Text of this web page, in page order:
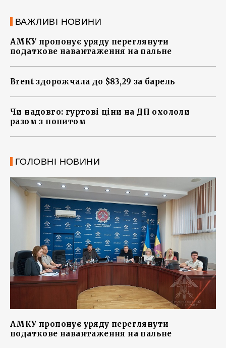
ВАЖЛИВІ НОВИНИ
АМКУ пропонує уряду переглянути
податкове навантаження на пальне
Brent здорожчала до $83,29 за барель
Чи надовго: гуртові ціни на ДП охололи
разом з попитом
ГОЛОВНІ НОВИНИ
АМКУ пропонує уряду переглянути
податкове навантаження на пальне